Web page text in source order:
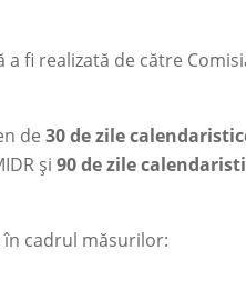
fi realizată de către
de 30 de zile
și 90 de zile
cadrul măsurilor: